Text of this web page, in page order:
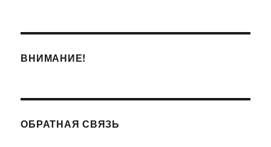
ВНИМАНИЕ!
ОБРАТНАЯ СВЯЗЬ